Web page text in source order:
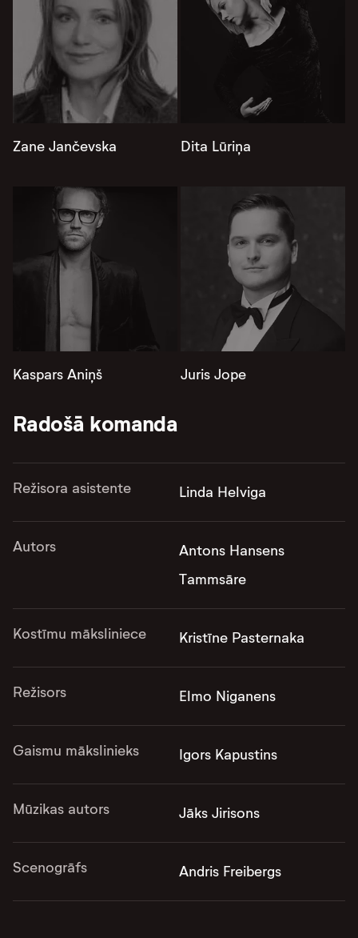
Zane Jančevska Dita Lūriņa
Kaspars Aniņš Juris Jope
Radošā komanda
Režisora asistente Linda Helviga
Autors
Antons Hansens
Tammsāre
Kostīmu māksliniece Kristīne Pasternaka
Režisors Elmo Niganens
Gaismu mākslinieks Igors Kapustins
Mūzikas autors Jāks Jirisons
Scenogrāfs Andris Freibergs